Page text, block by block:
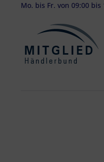
Mo. bis Fr. von 09:00 bis